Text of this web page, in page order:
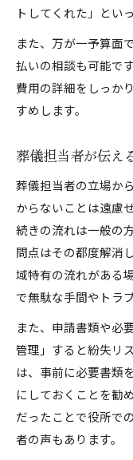
トしてくれた」とい
また、万が一予算面
払いの相談も可能で
費用の詳細をしっか
すめします。
葬儀担当者が伝え
葬儀担当者の立場か
からないことは遠慮
続きの流れは一般の
問点はその都度解消
域特有の流れがある
で無駄な手間やトラ
また、申請書類や必
管理」すると紛失リ
は、事前に必要書類
にしておくことを勧
だったことで役所で
者の声もあります。